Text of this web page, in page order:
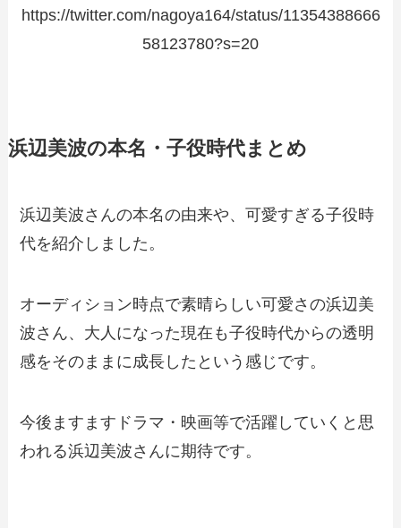
https://twitter.com/nagoya164/status/11354388666
58123780?s=20
浜辺美波の本名・子役時代まとめ
浜辺美波さんの本名の由来や、可愛すぎる子役時
代を紹介しました。
オーディション時点で素晴らしい可愛さの浜辺美
波さん、大人になった現在も子役時代からの透明
感をそのままに成長したという感じです。
今後ますますドラマ・映画等で活躍していくと思
われる浜辺美波さんに期待です。